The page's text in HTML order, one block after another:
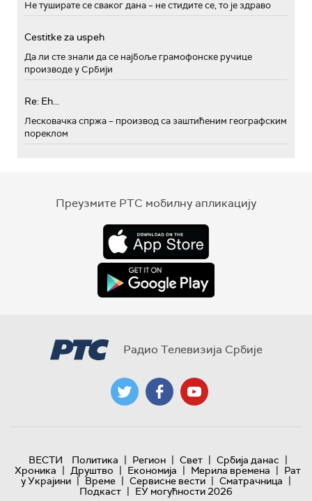
Не туширате се сваког дана – не стидите се, то је здраво
Cestitke za uspeh
Да ли сте знали да се најбоље грамофонске ручице
производе у Србији
Re: Eh...
Лесковачка спржа – производ са заштићеним географским
пореклом
Преузмите РТС мобилну апликацију
Радио Телевизија Србије
ВЕСТИ Политика | Регион | Свет | Србија данас |
Хроника | Друштво | Економија | Мерила времена | Рат
у Украјини | Време | Сервисне вести | Сматрачница |
Подкаст | ЕУ могућности 2026